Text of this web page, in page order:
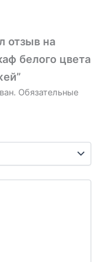
отзыв на
белого цвета
Обязательные